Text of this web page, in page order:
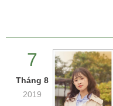
7
Tháng 8
2019